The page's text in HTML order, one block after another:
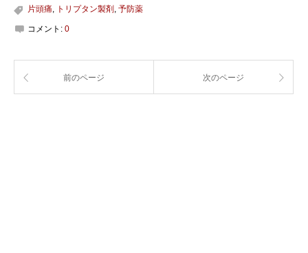
片頭痛, トリプタン製剤 , 予防薬
コメント: 0
前のページ 次のページ